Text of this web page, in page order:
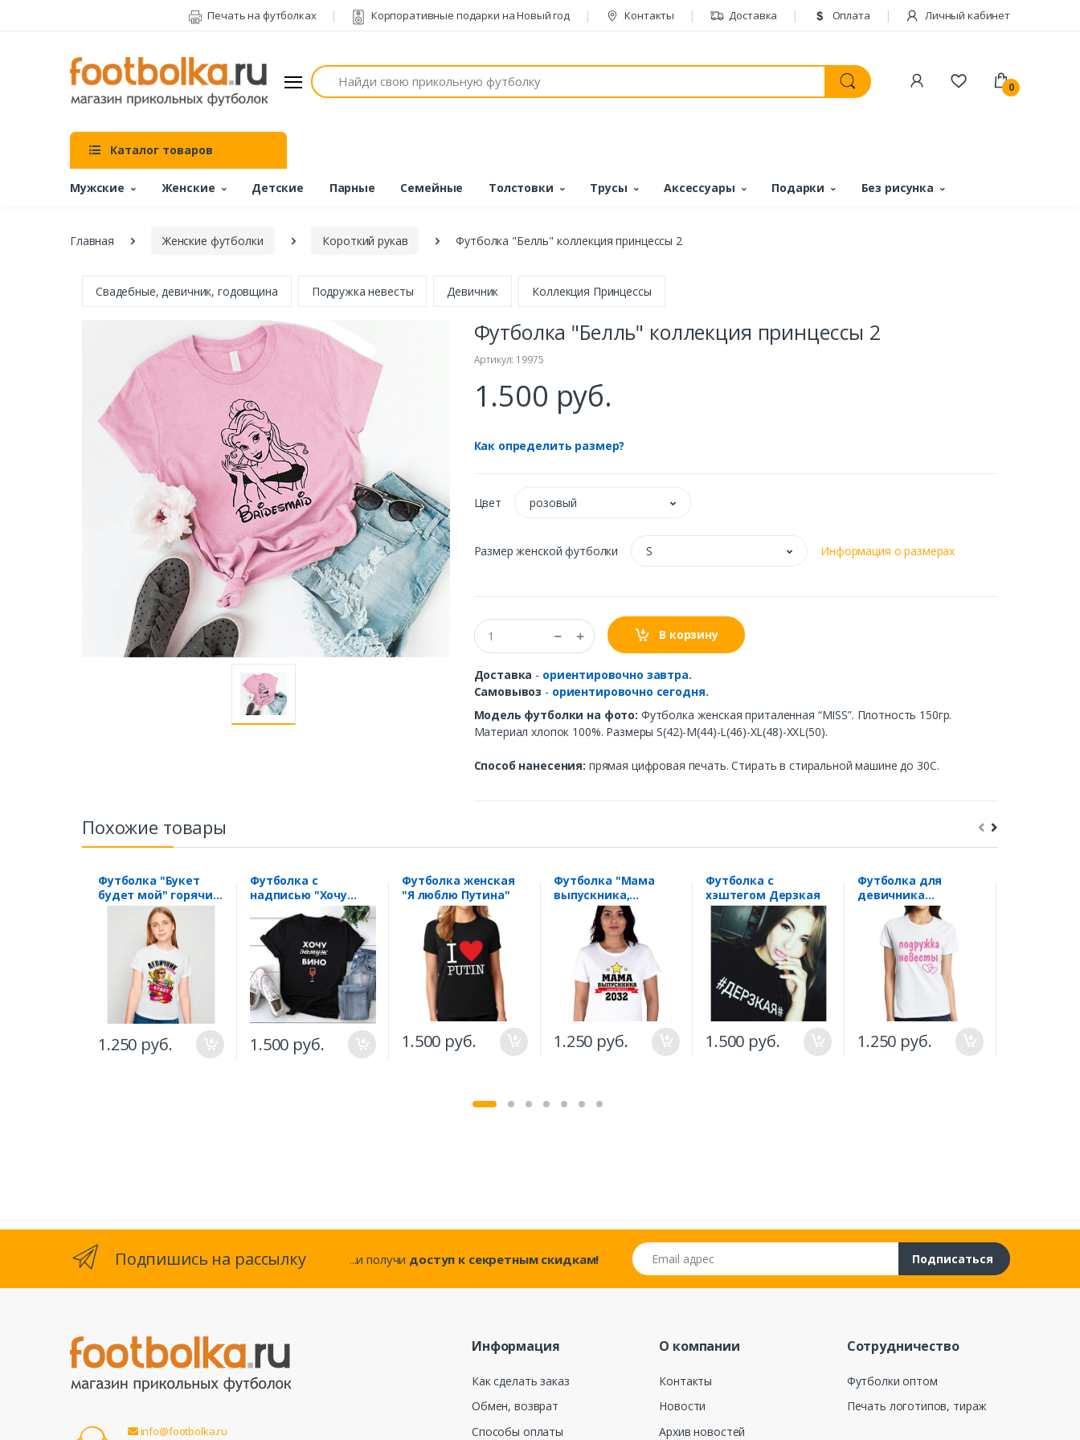
Печать на футболках Корпоративные подарки на Новый год Контакты Доставка Оплата Личный кабинет
Поиск
0
Каталог товаров
Мужские Женские Детские Парные Семейные Толстовки Трусы Аксессуары Подарки Без рисунка
Главная Женские футболки Короткий рукав Футболка "Белль" коллекция принцессы 2
Свадебные, девичник, годовщина Подружка невесты Девичник Коллекция Принцессы
Футболка "Белль" коллекция принцессы 2
Артикул: 19975
1.500 руб.
Как определить размер?
Цвет розовый
Размер женской футболки S Информация о размерах
В корзину
Доставка - ориентировочно завтра.
Самовывоз - ориентировочно сегодня.
Модель футболки на фото: Футболка женская приталенная “MISS”. Плотность 150гр.
Материал хлопок 100%. Размеры S(42)-M(44)-L(46)-XL(48)-XXL(50).
Способ нанесения: прямая цифровая печать. Стирать в стиральной машине до 30С.
Похожие товары
Футболка "Букет
будет мой" горячий
девичник
1.250 руб.
Футболка с
надписью "Хочу
1.500 руб.
Футболка женская
"Я люблю Путина"
1.500 руб.
Футболка "Мама
выпускника,
звезды" ваш номер
школы и год
выпуска
1.250 руб.
Футболка с
хэштегом Дерзкая
1.500 руб.
Футболка для
девичника
"Подружка
невесты" розовое
сердце
1.250 руб.
Подпишись на рассылку ...и получи доступ к секретным скидкам!
Email адрес
Подписаться
info@footbolka.ru
Информация
Как сделать заказ
Обмен, возврат
Способы оплаты
О компании
Контакты
Новости
Архив новостей
Сотрудничество
Футболки оптом
Печать логотипов, тираж